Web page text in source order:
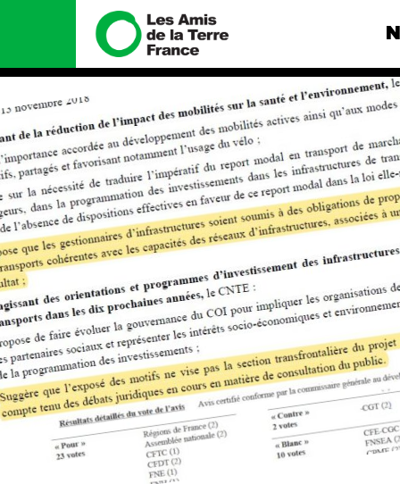
Nous connaître
Histoire
Manifeste
Missions et méthodes
Valeurs
fonctionnement
Le réseau dans le monde
Nos alliés
Je soutiens les Amis de la
Terre
Nos
Total, rendez-
tribunal
Gaz « naturel
enfumage
Mode : une
destructrice
Gaz au
violence
Nos autres